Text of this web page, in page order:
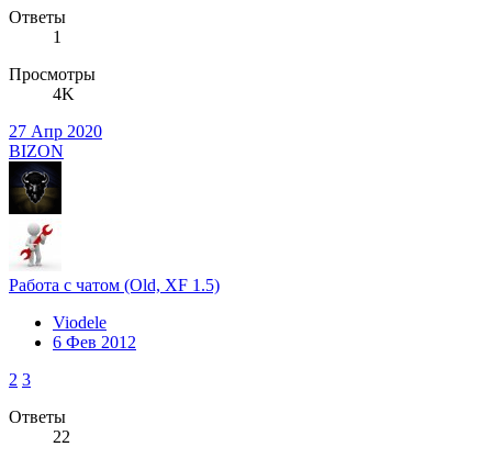
Ответы
1
Просмотры
4K
27 Апр 2020
BIZON
Работа с чатом (Old, XF 1.5)
Viodele
6 Фев 2012
2 3
Ответы
22